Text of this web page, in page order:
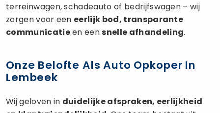
terreinwagen, schadeauto of bedrijfswagen – wij
zorgen voor een eerlijk bod, transparante
communicatieen eensnelle afhandeling.
Onze Belofte Als Auto Opkoper In
Lembeek
Wij geloven in duidelijke afspraken, eerlijkheid